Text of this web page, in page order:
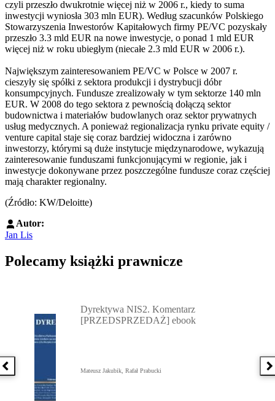
czyli przeszło dwukrotnie więcej niż w 2006 r., kiedy to suma
inwestycji wyniosła 303 mln EUR). Według szacunków Polskiego
Stowarzyszenia Inwestorów Kapitałowych firmy PE/VC pozyskały
przeszło 3.3 mld EUR na nowe inwestycje, o ponad 1 mld EUR
więcej niż w roku ubiegłym (niecałe 2.3 mld EUR w 2006 r.).
Największym zainteresowaniem PE/VC w Polsce w 2007 r.
cieszyły się spółki z sektora produkcji i dystrybucji dóbr
konsumpcyjnych. Fundusze zrealizowały w tym sektorze 140 mln
EUR. W 2008 do tego sektora z pewnością dołączą sektor
budownictwa i materiałów budowlanych oraz sektor prywatnych
usług medycznych. A ponieważ regionalizacja rynku private equity /
venture capital staje się coraz bardziej widoczna i zarówno
inwestorzy, którymi są duże instytucje międzynarodowe, wykazują
zainteresowanie funduszami funkcjonującymi w regionie, jak i
inwestycje dokonywane przez poszczególne fundusze coraz częściej
mają charakter regionalny.
(Źródło: KW/Deloitte)
Autor:
Jan Lis
Polecamy książki prawnicze
Poprzednia książka
Dyrektywa NIS2. Komentarz
[PRZEDSPRZEDAŻ] ebook
Mateusz Jakubik, Rafał Prabucki